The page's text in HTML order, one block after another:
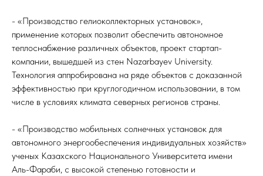
- «Производство гелиоколлекторных установок»,
применение которых позволит обеспечить автономное
теплоснабжение различных объектов, проект стартап-
компании, вышедшей из стен Nazarbayev University.
Технология аппробирована на ряде объектов с доказанной
эффективностью при круглогодичном использовании, в том
числе в условиях климата северных регионов страны.
- «Производство мобильных солнечных установок для
автономного энергообеспечения индивидуальных хозяйств»
ученых Казахского Национального Университета имени
Аль-Фараби, с высокой степенью готовности и